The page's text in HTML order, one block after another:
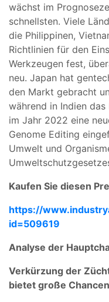
wächst im
schnellsten. Viele
die Philippinen,
Richtlinien für den
Werkzeugen fest,
neu. Japan hat
den Markt gebracht
während in Indien
im Jahr 2022 eine
Genome Editing
Umwelt und
Kaufen Sie diesen
https://
id=509619
Analyse der
Verkürzung der
bietet große